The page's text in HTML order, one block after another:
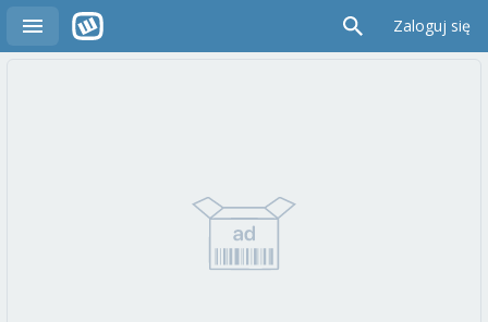
Zaloguj się